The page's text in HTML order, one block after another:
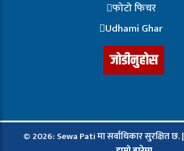
फोटो फिचर
Udhami Ghar
जोडीनुहोस
© 2026: Sewa Pati मा सर्वाधिकार सुरक्षित छ. |